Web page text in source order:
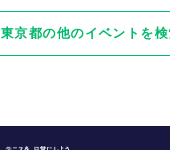
東京都の他のイベントを